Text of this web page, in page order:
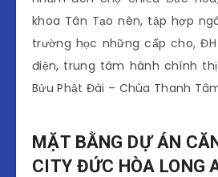
khoa Tân Tạo nên, tập hợp
trường học những cấp cho,
điện, trung tâm hành chính
Bửu Phật Đài – Chùa Thanh
MẶT BẰNG DỰ ÁN
CITY ĐỨC HÒA LONG